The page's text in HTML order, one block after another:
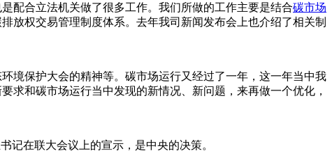
配合立法机关做了很多工作。我们所做的工作主要是结合碳市场
放权交易管理制度体系。去年我司新闻发布会上也介绍了相关制
境保护大会的精神等。碳市场运行又经过了一年，这一年当中我
要求和碳市场运行当中发现的新情况、新问题，来再做一个优化，
记在联大会议上的宣示，是中央的决策。